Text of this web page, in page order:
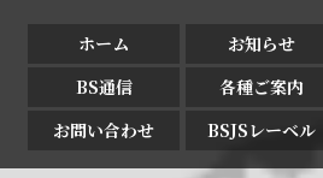
ホーム お知らせ
BS通信
各種ご案内
お問い合わせ
BSJSレーベル